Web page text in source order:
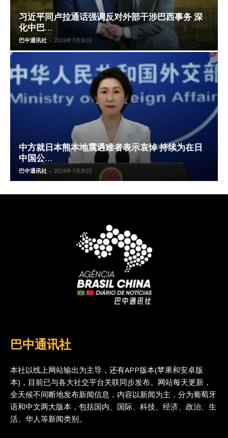
习近平同卢拉通话强调反对外部干涉巴西事务 深
化中巴...
巴中通讯社 - 2026年7月30日
中方就日本熊本地震遇难者表示哀悼 持续为在日
中国公...
巴中通讯社 - 2026年7月30日
巴中通讯社
本社以线上网站输出为主导，还有APP版本(苹果和安卓版
本)，目前已与各大社交平台关联同步发布。网站每天更新，
全天候不间断地发布新闻信息，内容以新闻为主，分为葡萄牙
语和中文两大版本，包括国内、国际、科技、经济、政治、生
活、华人等新闻类别。